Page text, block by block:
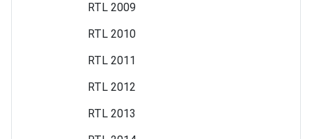
RTL 2009
RTL 2010
RTL 2011
RTL 2012
RTL 2013